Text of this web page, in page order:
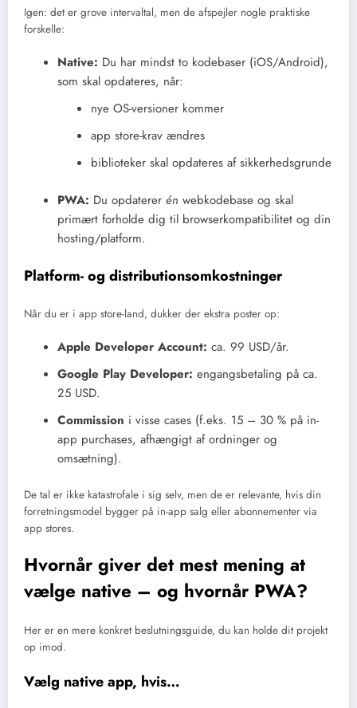
Igen: det er grove intervaltal, men de afspejler nogle praktiske
forskelle:
Native: Du har mindst to kodebaser (iOS/Android),
som skal opdateres, når:
nye OS-versioner kommer
app store-krav ændres
biblioteker skal opdateres af sikkerhedsgrunde
PWA: Du opdaterer én webkodebase og skal
primært forholde dig til browserkompatibilitet og din
hosting/platform.
Platform- og distributionsomkostninger
Når du er i app store-land, dukker der ekstra poster op:
Apple Developer Account: ca. 99 USD/år.
Google Play Developer: engangsbetaling på ca.
25 USD.
Commission i visse cases (f.eks. 15 – 30 % på in-
app purchases, afhængigt af ordninger og
omsætning).
De tal er ikke katastrofale i sig selv, men de er relevante, hvis din
forretningsmodel bygger på in-app salg eller abonnementer via
app stores.
Hvornår giver det mest mening at
vælge native – og hvornår PWA?
Her er en mere konkret beslutningsguide, du kan holde dit projekt
op imod.
Vælg native app, hvis…